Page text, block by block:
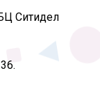
Ситидел